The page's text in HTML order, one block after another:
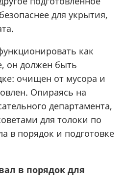
для укрытия,
как
он должен быть
очищен от мусора и
Опираясь на
департамента,
для толоки по
в порядок и подготовке
в порядок для